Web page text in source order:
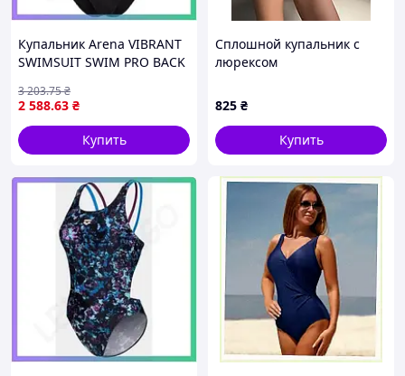
Купальник Arena VIBRANT
SWIMSUIT SWIM PRO BACK
фитнес плавание 38
размер SKU_008936-580
2 588.63 ₴
3 203.75₴
Купить
Сплошной купальник с
люрексом
825 ₴
Купить